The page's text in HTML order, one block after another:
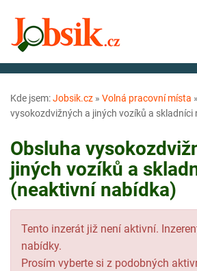
Kde jsem:Jobsik.cz » Volná pracovní místa »
vysokozdvižných a jiných vozíků a skladníci
Obsluha
jiných vozíků a
(neaktivní nabídka)
Tento inzerát již není aktivní.
nabídky.
Prosím vyberte si z podobných